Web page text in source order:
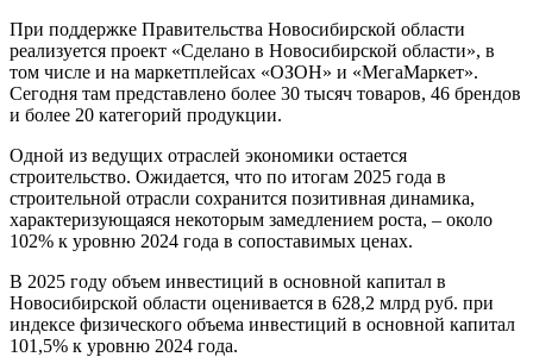
При поддержке Правительства Новосибирской области
реализуется проект «Сделано в Новосибирской области», в
том числе и на маркетплейсах «ОЗОН» и «МегаМаркет».
Сегодня там представлено более 30 тысяч товаров, 46 брендов
и более 20 категорий продукции.
Одной из ведущих отраслей экономики остается
строительство. Ожидается, что по итогам 2025 года в
строительной отрасли сохранится позитивная динамика,
характеризующаяся некоторым замедлением роста, – около
102% к уровню 2024 года в сопоставимых ценах.
В 2025 году объем инвестиций в основной капитал в
Новосибирской области оценивается в 628,2 млрд руб. при
индексе физического объема инвестиций в основной капитал
101,5% к уровню 2024 года.